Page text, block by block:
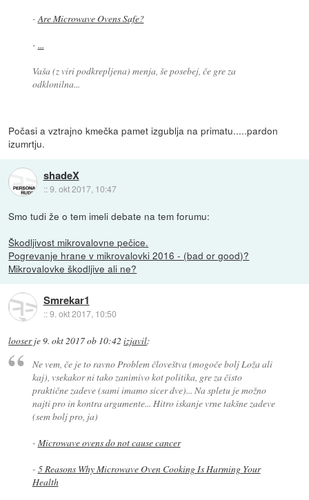
-Are Microwave Ovens Safe?
- ...
Vaša (z viri podkrepljena) menja, še posebej, če gre za
odklonilna...
Počasi a vztrajno kmečka pamet izgublja na primatu.....pardon
izumrtju.
shadeX
::9. okt 2017, 10:47
Smo tudi že o tem imeli debate na tem forumu:
Škodljivost mikrovalovne pečice.
Pogrevanje hrane v mikrovalovki 2016 - (bad or good)?
Mikrovalovke škodljive ali ne?
Smrekar1
::9. okt 2017, 10:50
looserje9. okt 2017 ob 10:42 izjavil:
Ne vem, če je to ravno Problem človeštva (mogoče bolj Loža ali
kaj), vsekakor ni tako zanimivo kot politika, gre za čisto
praktične zadeve (sami imamo sicer dve)... Na spletu je možno
najti pro in kontra argumente... Hitro iskanje vrne takšne zadeve
(sem bolj pro, ja)
- Microwave ovens do not cause cancer
- 5 Reasons Why Microwave Oven Cooking Is Harming Your
Health